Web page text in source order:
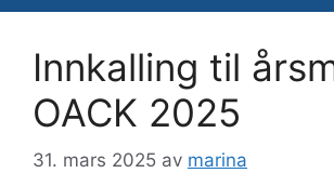
Innkalling til
OACK 2025
31. mars 2025 av marina